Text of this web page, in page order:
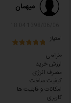
میهمان
امتیاز
طراحی
ارزش خرید
مصرف انرژی
کیفیت ساخت
امکانات و قابلیت ها
کاربری